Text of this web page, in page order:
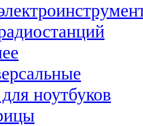
ноутбуков